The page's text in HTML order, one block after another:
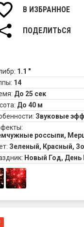
В ИЗБРАННОЕ
ПОДЕЛИТЬСЯ
1.1 "
14
До 25 сек
До 40 м
Звуковые
россыпи,
Зеленый, Красный,
Новый Год,